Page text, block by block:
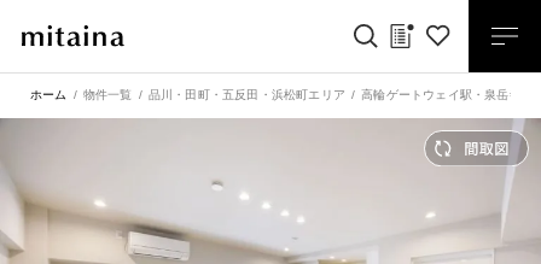
ホーム 物件一覧 品川・田町・五反田・浜松町エリア 高輪ゲートウェイ駅 ・ 泉岳寺駅